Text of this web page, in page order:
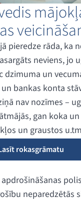
pieredze rāda, ka
neviens, jo
dzimuma un
bankas konta
nav nozīmes –
gan koka
un graustos
rokasgrāmatu
neparedzētās